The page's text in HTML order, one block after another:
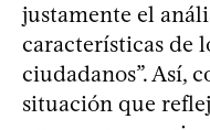
justamente el
características de
ciudadanos”. Así,
situación que